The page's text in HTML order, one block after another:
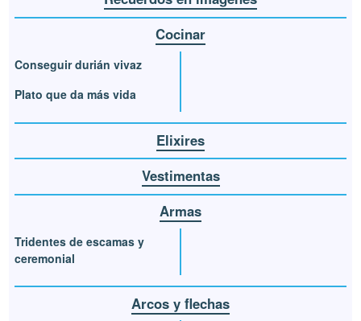
Cocinar
Conseguir durián vivaz
Plato que da más vida
Elixires
Vestimentas
Armas
Tridentes de escamas y
ceremonial
Arcos y flechas